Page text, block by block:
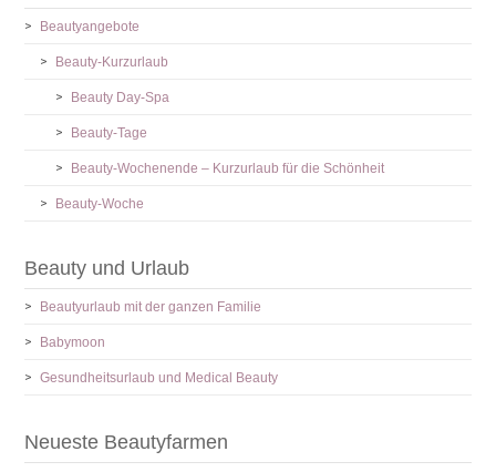
Beautyangebote
Beauty-Kurzurlaub
Beauty Day-Spa
Beauty-Tage
Beauty-Wochenende – Kurzurlaub für die Schönheit
Beauty-Woche
Beauty und Urlaub
Beautyurlaub mit der ganzen Familie
Babymoon
Gesundheitsurlaub und Medical Beauty
Neueste Beautyfarmen